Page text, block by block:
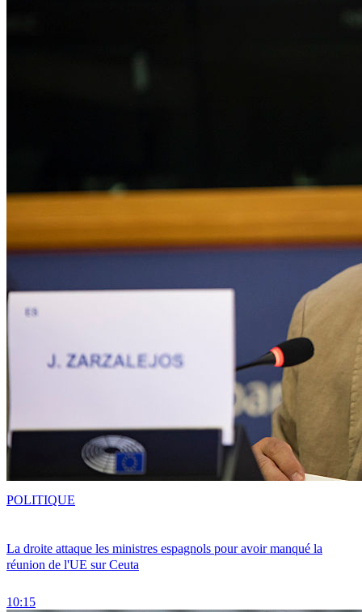
La droite attaque les ministres espagnols pour avoir manqué la
réunion de l'UE sur Ceuta
10:15
POLITIQUE